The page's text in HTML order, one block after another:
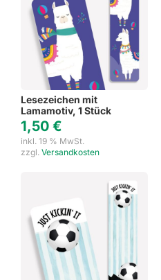
Lesezeichen mit
Lamamotiv, 1 Stück
1,50 €
inkl. 19 % MwSt.
zzgl. Versandkosten